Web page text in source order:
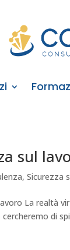
sul
,Sicurezza
La realtà
di